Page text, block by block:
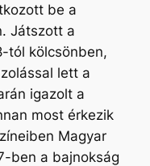
be a
Játszott a
tól kölcsönben,
lett a
igazolt a
most érkezik
Magyar
ben a bajnokság